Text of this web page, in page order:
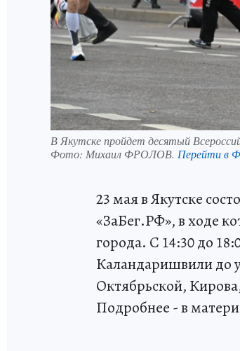
В Якутске пройдет десятый
Фото: Михаил ФРОЛОВ. Перейти в
23 мая в Якутске
«ЗаБег.РФ», в ходе
города. С 14:30 до
Каландаришвили до
Октябрьской,
Подробнее - в